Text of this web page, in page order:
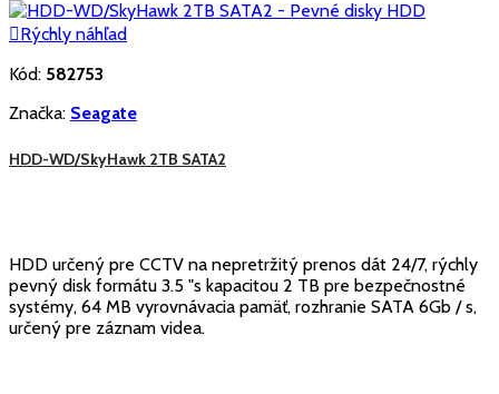
Rýchly náhľad
Kód: 582753
Značka: Seagate
HDD-WD/SkyHawk 2TB SATA2
HDD určený pre CCTV na nepretržitý prenos dát 24/7, rýchly
pevný disk formátu 3.5 "s kapacitou 2 TB pre bezpečnostné
systémy, 64 MB vyrovnávacia pamäť, rozhranie SATA 6Gb / s,
určený pre záznam videa.